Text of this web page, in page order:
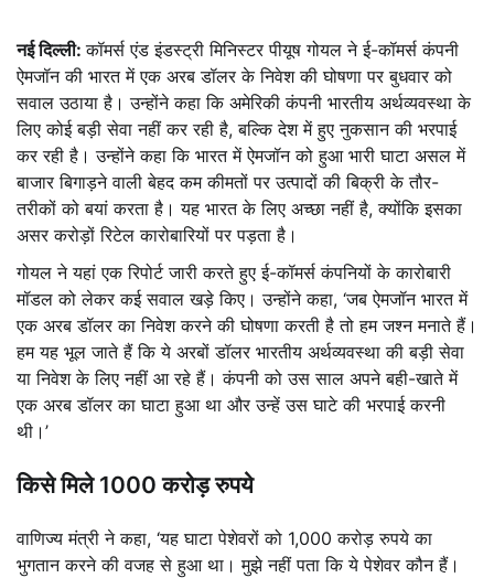
नई दिल्ली:कॉमर्स एंड इंडस्ट्री मिनिस्टर पीयूष गोयल ने ई-कॉमर्स कंपनी
ऐमजॉन की भारत में एक अरब डॉलर के निवेश की घोषणा पर बुधवार को
सवाल उठाया है। उन्होंने कहा कि अमेरिकी कंपनी भारतीय अर्थव्यवस्था के
लिए कोई बड़ी सेवा नहीं कर रही है, बल्कि देश में हुए नुकसान की भरपाई
कर रही है। उन्होंने कहा कि भारत में ऐमजॉन को हुआ भारी घाटा असल में
बाजार बिगाड़ने वाली बेहद कम कीमतों पर उत्पादों की बिक्री के तौर-
तरीकों को बयां करता है। यह भारत के लिए अच्छा नहीं है, क्योंकि इसका
असर करोड़ों रिटेल कारोबारियों पर पड़ता है।
गोयल ने यहां एक रिपोर्ट जारी करते हुए ई-कॉमर्स कंपनियों के कारोबारी
मॉडल को लेकर कई सवाल खड़े किए। उन्होंने कहा, ‘जब ऐमजॉन भारत में
एक अरब डॉलर का निवेश करने की घोषणा करती है तो हम जश्न मनाते हैं।
हम यह भूल जाते हैं कि ये अरबों डॉलर भारतीय अर्थव्यवस्था की बड़ी सेवा
या निवेश के लिए नहीं आ रहे हैं। कंपनी को उस साल अपने बही-खाते में
एक अरब डॉलर का घाटा हुआ था और उन्हें उस घाटे की भरपाई करनी
थी।’
किसे मिले 1000 करोड़ रुपये
वाणिज्य मंत्री ने कहा, ‘यह घाटा पेशेवरों को 1,000 करोड़ रुपये का
भुगतान करने की वजह से हुआ था। मुझे नहीं पता कि ये पेशेवर कौन हैं।